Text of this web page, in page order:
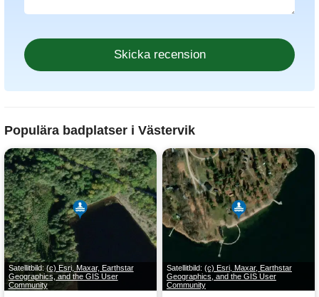
Populära badplatser i Västervik
Satellitbild:(c) Esri, Maxar, Earthstar
Geographics, and the GIS User
Community
Satellitbild: (c) Esri, Maxar, Earthstar
Geographics, and the GIS User
Community